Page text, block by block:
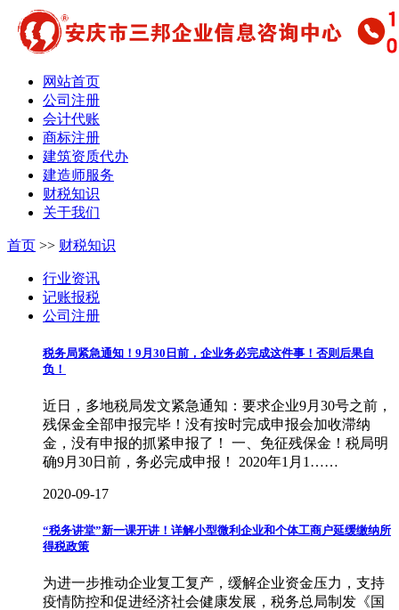
网站首页
公司注册
会计代账
商标注册
建筑资质代办
建造师服务
财税知识
关于我们
首页 >> 财税知识
行业资讯
记账报税
公司注册
税务局紧急通知！9月30日前，企业务必完成这件事！否则后果自
负！
近日，多地税局发文紧急通知：要求企业9月30号之前，
残保金全部申报完毕！没有按时完成申报会加收滞纳
金，没有申报的抓紧申报了！ 一、免征残保金！税局明
确9月30日前，务必完成申报！ 2020年1月1……
2020-09-17
“税务讲堂”新一课开讲！详解小型微利企业和个体工商户延缓缴纳所
得税政策
为进一步推动企业复工复产，缓解企业资金压力，支持
疫情防控和促进经济社会健康发展，税务总局制发《国